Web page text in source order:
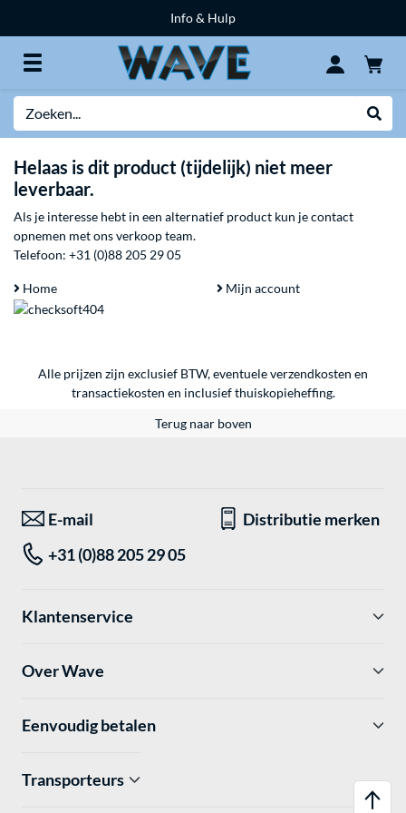
Info & Hulp
Helaas is dit product (tijdelijk) niet meer
leverbaar.
Als je interesse hebt in een alternatief product kun je contact
opnemen met ons verkoop team.
Telefoon: +31 (0)88 205 29 05
Home Mijn account
Alle prijzen zijn exclusief BTW, eventuele verzendkosten en
transactiekosten en inclusief thuiskopieheffing.
Terug naar boven
E-mail
Distributie merken
+31 (0)88 205 29 05
Klantenservice
Over Wave
Eenvoudig betalen
Transporteurs